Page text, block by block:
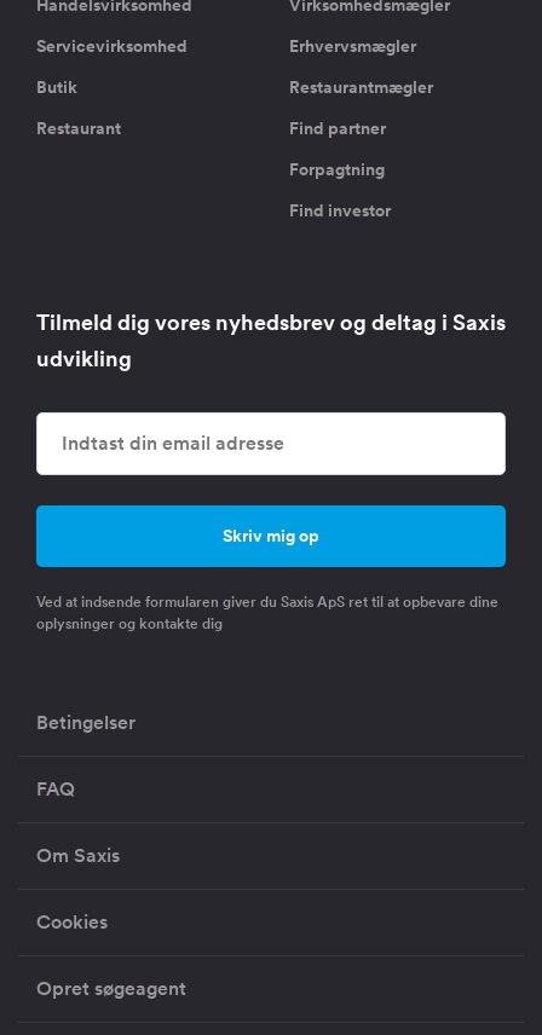
Handelsvirksomhed
Servicevirksomhed
Butik
Restaurant
Virksomhedsmægler
Erhvervsmægler
Restaurantmægler
Find partner
Forpagtning
Find investor
Tilmeld dig vores nyhedsbrev og deltag i Saxis
udvikling
Ved at indsende formularen giver du Saxis ApS ret til at opbevare dine
oplysninger og kontakte dig
Betingelser
FAQ
Om Saxis
Cookies
Opret søgeagent